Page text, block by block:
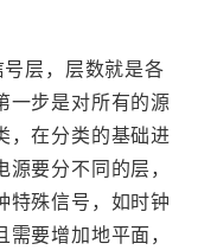
号层，层数就是各
一步是对所有的源
，在分类的基础进
要分不同的层，
特殊信号，如时钟
要增加地平面，